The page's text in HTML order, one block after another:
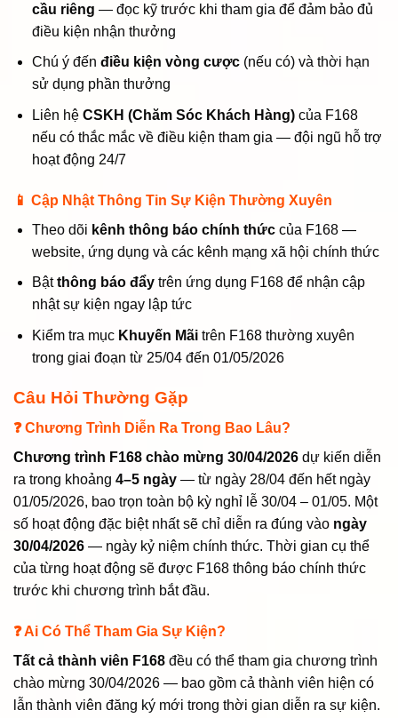
cầu riêng — đọc kỹ trước khi tham gia để đảm bảo đủ
điều kiện nhận thưởng
Chú ý đến điều kiện vòng cược(nếu có) và thời hạn
sử dụng phần thưởng
Liên hệ CSKH (Chăm Sóc Khách Hàng)của F168
nếu có thắc mắc về điều kiện tham gia — đội ngũ hỗ trợ
hoạt động 24/7
📱 Cập Nhật Thông Tin Sự Kiện Thường Xuyên
Theo dõi kênh thông báo chính thứccủa F168 —
website, ứng dụng và các kênh mạng xã hội chính thức
Bậtthông báo đẩytrên ứng dụng F168 để nhận cập
nhật sự kiện ngay lập tức
Kiểm tra mục Khuyến Mãitrên F168 thường xuyên
trong giai đoạn từ 25/04 đến 01/05/2026
Câu Hỏi Thường Gặp
❓ Chương Trình Diễn Ra Trong Bao Lâu?
Chương trình F168 chào mừng 30/04/2026 dự kiến diễn
ra trong khoảng 4–5 ngày — từ ngày 28/04 đến hết ngày
01/05/2026, bao trọn toàn bộ kỳ nghỉ lễ 30/04 – 01/05. Một
số hoạt động đặc biệt nhất sẽ chỉ diễn ra đúng vào ngày
30/04/2026 — ngày kỷ niệm chính thức. Thời gian cụ thể
của từng hoạt động sẽ được F168 thông báo chính thức
trước khi chương trình bắt đầu.
❓ Ai Có Thể Tham Gia Sự Kiện?
Tất cả thành viên F168 đều có thể tham gia chương trình
chào mừng 30/04/2026 — bao gồm cả thành viên hiện có
lẫn thành viên đăng ký mới trong thời gian diễn ra sự kiện.